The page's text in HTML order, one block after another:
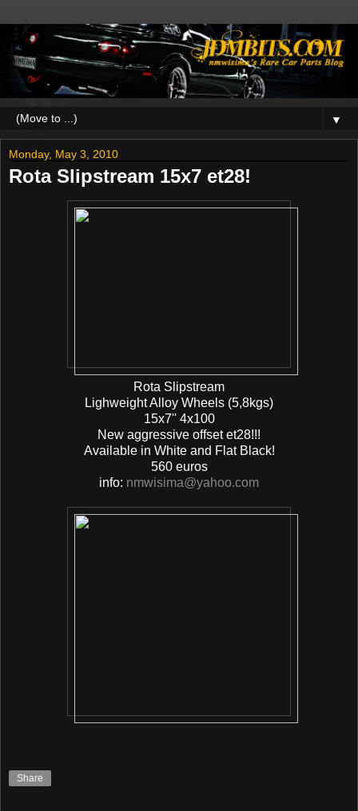
▼
Monday, May 3, 2010
Rota Slipstream 15x7 et28!
Rota Slipstream
Lighweight Alloy Wheels (5,8kgs)
15x7'' 4x100
New aggressive offset et28!!!
Available in White and Flat Black!
560 euros
info: nmwisima@yahoo.com
Share